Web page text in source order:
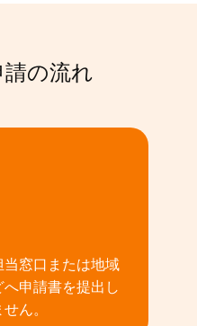
の流れ
窓口または地域
申請書を提出し
ん。